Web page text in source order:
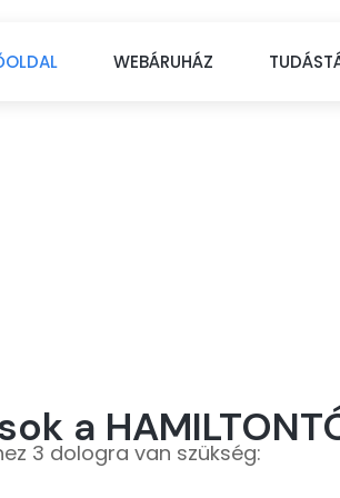
WEBÁRUHÁZ
a
3 dologra van szükség: